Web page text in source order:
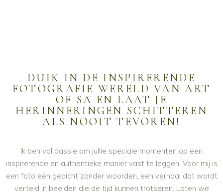
DUIK IN DE INSPIRERENDE
FOTOGRAFIE WERELD VAN ART
OF SA EN LAAT JE
HERINNERINGEN SCHITTEREN
ALS NOOIT TEVOREN!
Ik ben vol passie om jullie speciale momenten op een
inspirerende en authentieke manier vast te leggen. Voor mij is
een foto een gedicht zonder woorden, een verhaal dat wordt
verteld in beelden die de tijd kunnen trotseren. Laten we